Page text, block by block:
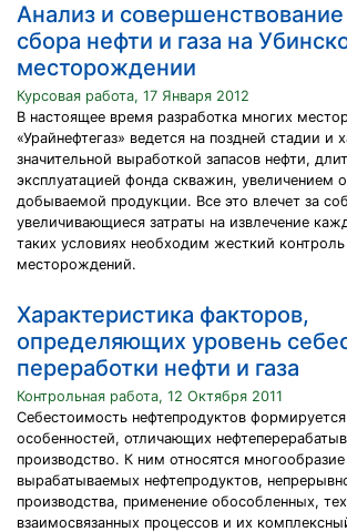
Анализ и
сбора нефти и газа на
месторождении
Курсовая работа, 17 Января 2012
В настоящее время разработка многих
«Урайнефтегаз» ведется на поздней стадии и
значительной выработкой запасов нефти,
эксплуатацией фонда скважин, увеличением
добываемой продукции. Все это влечет за
увеличивающиеся затраты на извлечение
таких условиях необходим жесткий контроль
месторождений.
Характеристика факторов,
определяющих уровень
переработки нефти и газа
Контрольная работа, 12 Октября 2011
Себестоимость нефтепродуктов
особенностей, отличающих
производство. К ним относятся
вырабатываемых нефтепродуктов,
производства, применение обособленных,
взаимосвязанных процессов и их